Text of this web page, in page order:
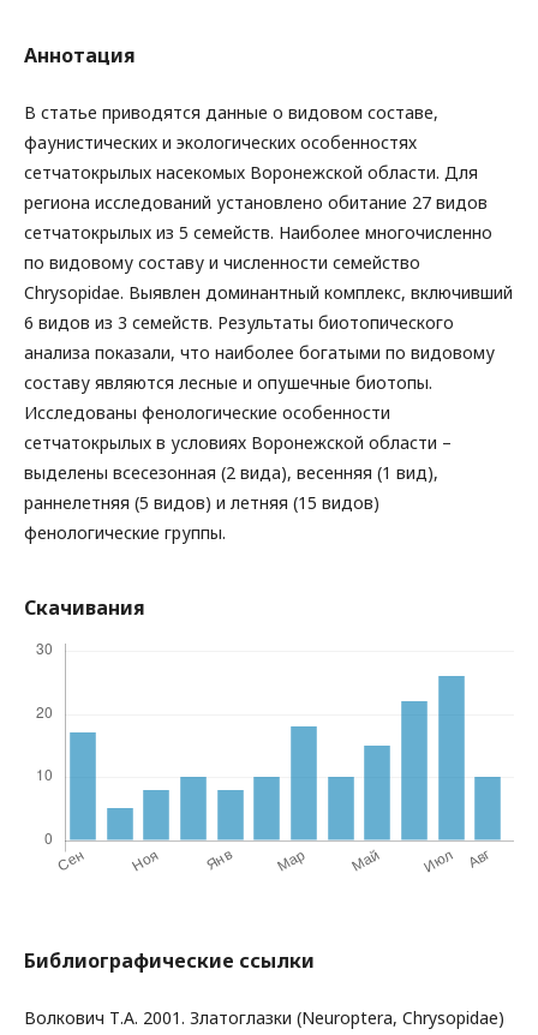
Аннотация
В статье приводятся данные о видовом составе,
фаунистических и экологических особенностях
сетчатокрылых насекомых Воронежской области. Для
региона исследований установлено обитание 27 видов
сетчатокрылых из 5 семейств. Наиболее многочисленно
по видовому составу и численности семейство
Chrysopidae. Выявлен доминантный комплекс, включивший
6 видов из 3 семейств. Результаты биотопического
анализа показали, что наиболее богатыми по видовому
составу являются лесные и опушечные биотопы.
Исследованы фенологические особенности
сетчатокрылых в условиях Воронежской области –
выделены всесезонная (2 вида), весенняя (1 вид),
раннелетняя (5 видов) и летняя (15 видов)
фенологические группы.
Скачивания
Библиографические ссылки
Волкович Т.А. 2001. Златоглазки (Neuroptera, Chrysopidae)